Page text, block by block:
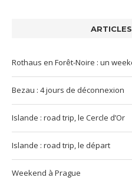
Rothaus en Forêt-Noire : un
Bezau : 4 jours de déconnexion
Islande : road trip, le Cercle d’Or
Islande : road trip, le départ
Weekend à Prague